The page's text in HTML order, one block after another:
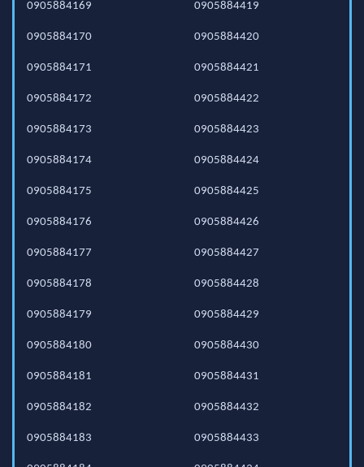
0905884169
0905884170
0905884171
0905884172
0905884173
0905884174
0905884175
0905884176
0905884177
0905884178
0905884179
0905884180
0905884181
0905884182
0905884183
0905884419
0905884420
0905884421
0905884422
0905884423
0905884424
0905884425
0905884426
0905884427
0905884428
0905884429
0905884430
0905884431
0905884432
0905884433